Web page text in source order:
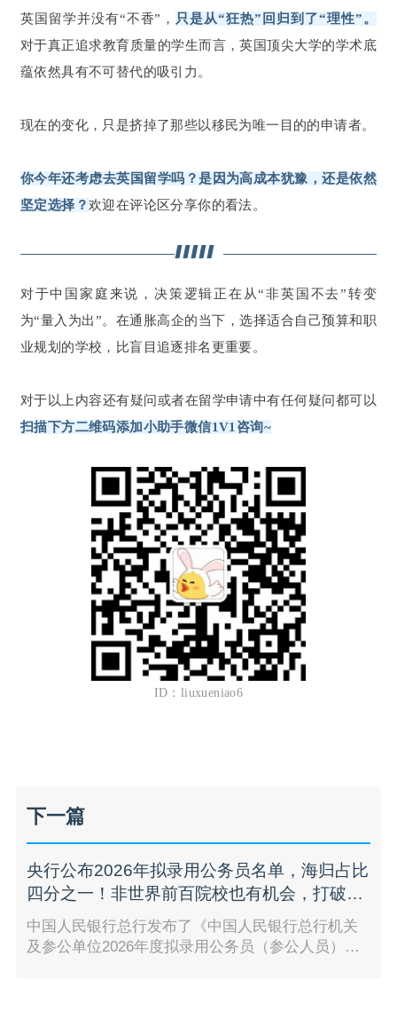
英国留学并没有“不香”， 只是从“狂热”回归到了“理性”。
对于真正追求教育质量的学生而言，英国顶尖大学的学术底
蕴依然具有不可替代的吸引力。
现在的变化，只是挤掉了那些以移民为唯一目的的申请者。
你今年还考虑去英国留学吗？是因为高成本犹豫，还是依然
坚定选择？欢迎在评论区分享你的看法。
对于中国家庭来说，决策逻辑正在从“非英国不去”转变
为“量入为出”。在通胀高企的当下，选择适合自己预算和职
业规划的学校，比盲目追逐排名更重要。
对于以上内容还有疑问或者在留学申请中有任何疑问都可以
扫描下方二维码添加小助手微信1V1咨询~
ID：liuxueniao6
下一篇
央行公布2026年拟录用公务员名单，海归占比
四分之一！非世界前百院校也有机会，打破唯
排名论！
中国人民银行总行发布了《中国人民银行总行机关
及参公单位2026年度拟录用公务员（参公人员）公